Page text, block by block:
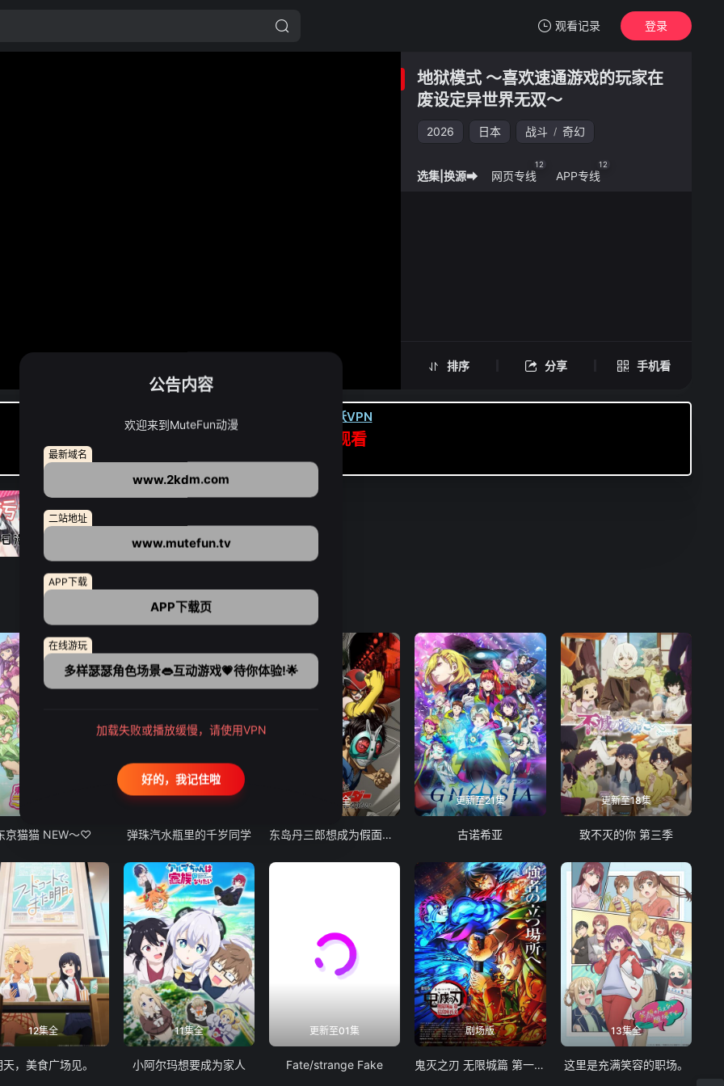
观看记录
我的观影记录
地狱模式 ～喜欢速通游戏的玩家在废设定异世界无双～
清空
登录
地狱模式 ～喜欢速通游戏的玩家在
废设定异世界无双～
2026 日本 战斗 / 奇幻
排序 分享 手机看
选集|换源➡ 网页专线
12
APP专线
12
卡顿请翻墙(亚洲节点优先): 下载虎跃VPN
APP高速专线可前往APP观看
点我下载APP（仅安卓/苹果暂无）
京猫猫 NEW～♡
13集全
弹珠汽水瓶里的千岁同学
24集全
东岛丹三郎想成为假面骑士
更新至21集
古诺希亚
更新至18集
致不灭的你 第三季
12集全
天，美食广场见。
11集全
小阿尔玛想要成为家人
更新至01集
Fate/strange Fake
剧场版
鬼灭之刃 无限城篇 第一章 猗窝座再袭
13集全
这里是充满笑容的职场。
公告内容
欢迎来到MuteFun动漫
最新域名
www.2kdm.com
二站地址
www.mutefun.tv
APP下载
APP下载页
在线游玩
多样瑟瑟角色场景👄互动游戏💗待你体验!🌟
加载失败或播放缓慢，请使用VPN
好的，我记住啦